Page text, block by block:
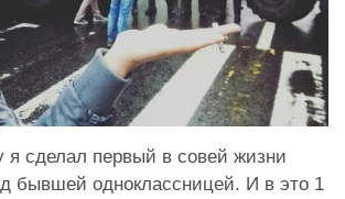
я сделал первый в совей жизни
бывшей одноклассницей. И в это 1